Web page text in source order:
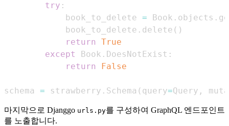
try :
            book_to_delete
= Book . objects .
            book_to_delete
. delete ( )
return
True
except
Book . DoesNotExist :
return
False
schema = strawberry . Schema ( query=Query ,
마지막으로 Djanggo urls.py를 구성하여 GraphQL 엔드포인트
를 노출합니다.